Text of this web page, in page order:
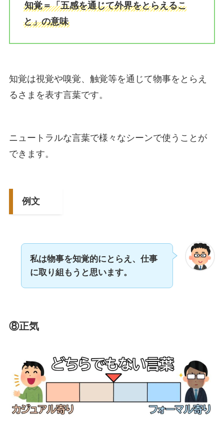
知覚＝「五感を通じて外界をとらえるこ
と」の意味
知覚は視覚や嗅覚、触覚等を通じて物事をとらえ
るさまを表す言葉です。
ニュートラルな言葉で様々なシーンで使うことが
できます。
例文
私は物事を知覚的にとらえ、 仕事
に取り組もうと思います。
⑧正気